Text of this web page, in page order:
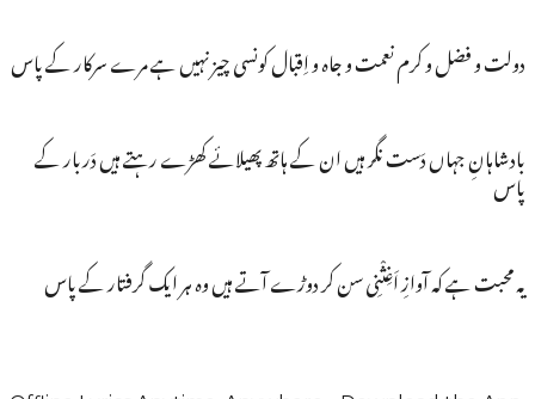
دولت و فضل و کرم نعمت و جاہ و اِقبال کونسی چیز نہیں ہے مرے سرکار کے پاس
بادشاہانِ جہاں دَست نگر ہیں ان کے ہاتھ پھیلائے کھڑے رہتے ہیں دَربار کے
پاس
یہ محبت ہے کہ آوازِ اَغِثْنِی سن کر دوڑے آتے ہیں وہ ہر ایک گرفتار کے پاس